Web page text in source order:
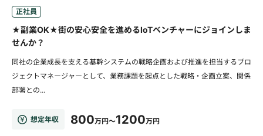
正社員
★副業OK★街の安心安全を進めるIoTベンチャーにジョインしま
せんか？
同社の企業成長を支える基幹システムの戦略企画および推進を担当するプロ
ジェクトマネージャーとして、業務課題を起点とした戦略・企画立案、関係
部署との...
想定年収 800万円～1200万円